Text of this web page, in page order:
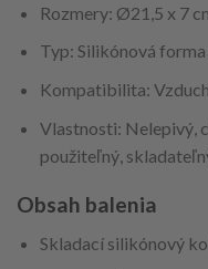
Rozmery: Ø21,5 x 7
Typ: Silikónová
Kompatibilita:
Vlastnosti: Nelepivý,
použiteľný,
Obsah balenia
Skladací silikónový